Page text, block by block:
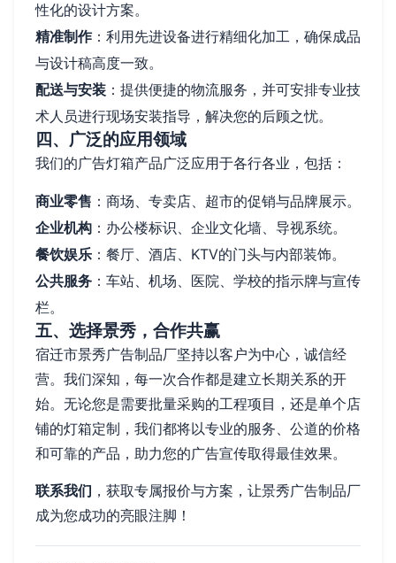
性化的设计方案。
精准制作：利用先进设备进行精细化加工，确保成品
与设计稿高度一致。
配送与安装 ：提供便捷的物流服务，并可安排专业技
术人员进行现场安装指导，解决您的后顾之忧。
四、广泛的应用领域
我们的广告灯箱产品广泛应用于各行各业，包括：
商业零售 ：商场、专卖店、超市的促销与品牌展示。
企业机构 ：办公楼标识、企业文化墙、导视系统。
餐饮娱乐 ：餐厅、酒店、KTV的门头与内部装饰。
公共服务 ：车站、机场、医院、学校的指示牌与宣传
栏。
五、选择景秀，合作共赢
宿迁市景秀广告制品厂坚持以客户为中心，诚信经
营。我们深知，每一次合作都是建立长期关系的开
始。无论您是需要批量采购的工程项目，还是单个店
铺的灯箱定制，我们都将以专业的服务、公道的价格
和可靠的产品，助力您的广告宣传取得最佳效果。
联系我们 ，获取专属报价与方案，让景秀广告制品厂
成为您成功的亮眼注脚！